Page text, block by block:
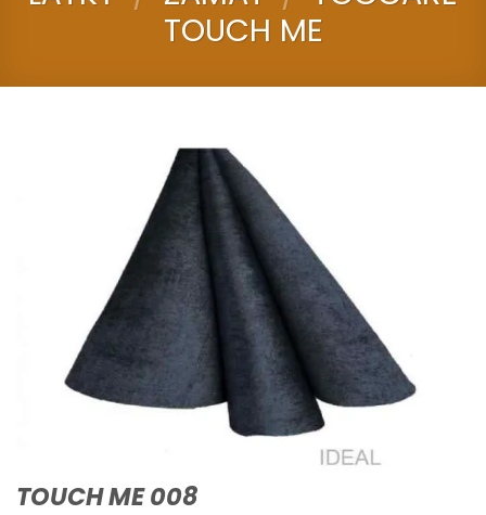
TOUCH ME
TOUCH ME 008